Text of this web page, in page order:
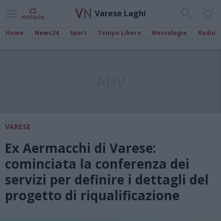
Varese Laghi
Home News24 Sport Tempo Libero Necrologie Radio
VARESE
Ex Aermacchi di Varese:
cominciata la conferenza dei
servizi per definire i dettagli del
progetto di riqualificazione​